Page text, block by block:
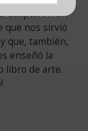
adaptaron un
que nos sirvió
que, también,
enseñó la
libro de arte.